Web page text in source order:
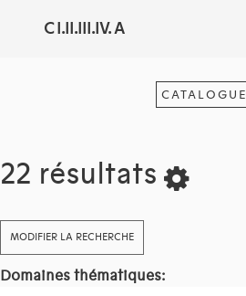
C I.II.III.IV. A
CATALOGUE
22 résultats
MODIFIER LA RECHERCHE
Domaines thématiques: